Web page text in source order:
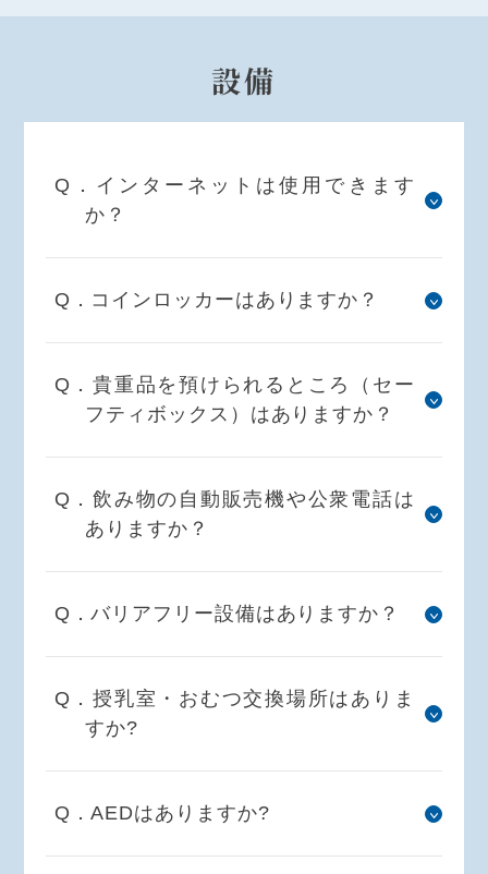
設備
Q．インターネットは使用できます
か？
Q．コインロッカーはありますか？
Q．貴重品を預けられるところ（セー
フティボックス）はありますか？
Q．飲み物の自動販売機や公衆電話は
ありますか？
Q．バリアフリー設備はありますか？
Q．授乳室・おむつ交換場所はありま
すか?
Q．AEDはありますか?